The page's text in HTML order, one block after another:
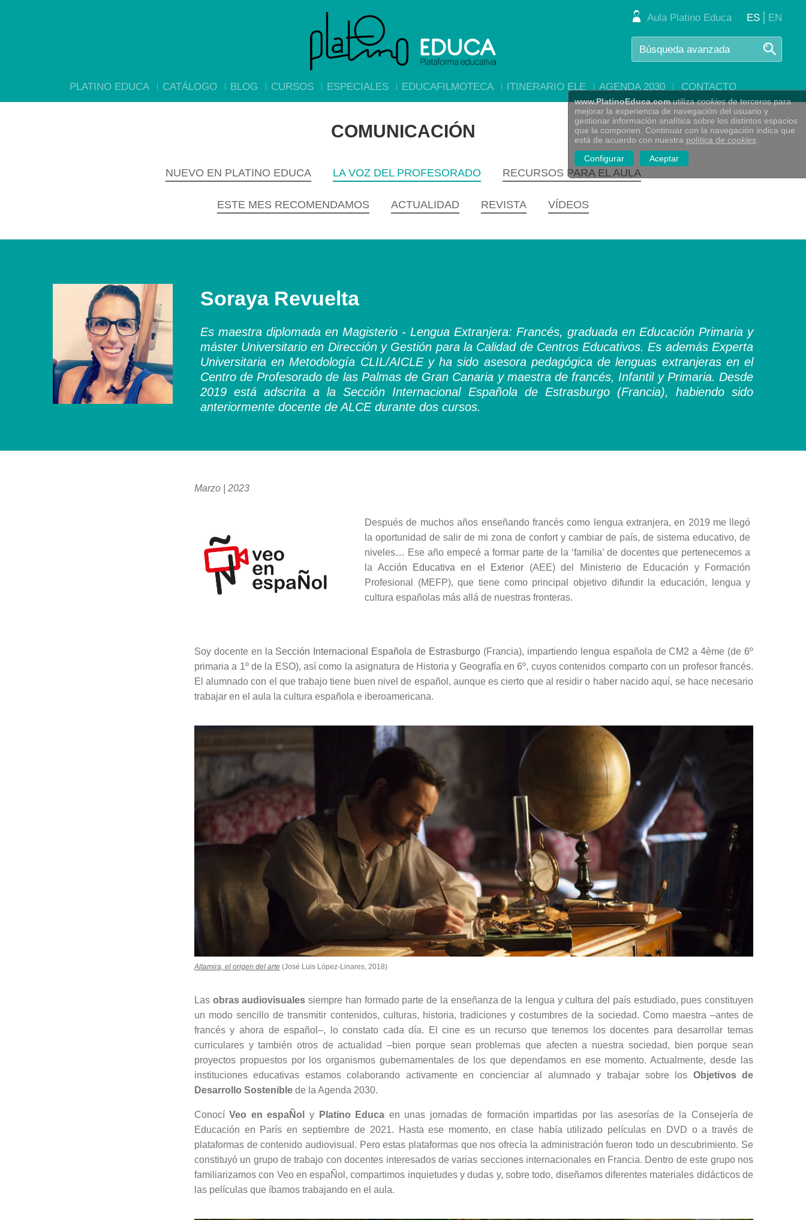
www.PlatinoEduca.comutilizacookiesde terceros para
mejorar la experiencia de navegación del usuario y
gestionar información analítica sobre los distintos espacios
que la componen. Continuar con la navegación indica que
está de acuerdo con nuestra política de cookies
Configurar
Aceptar
ES | EN
Aula Platino Educa
PLATINO EDUCA CATÁLOGO BLOG CURSOS ESPECIALES EDUCAFILMOTECA ITINERARIO ELE AGENDA 2030 CONTACTO
COMUNICACIÓN
NUEVO EN PLATINO EDUCA LA VOZ DEL PROFESORADO RECURSOS PARA EL AULA
ESTE MES RECOMENDAMOS ACTUALIDAD REVISTA VÍDEOS
Soraya Revuelta
Es maestra diplomada en Magisterio - Lengua Extranjera: Francés, graduada en Educación Primaria y
máster Universitario en Dirección y Gestión para la Calidad de Centros Educativos. Es además Experta
Universitaria en Metodología CLIL/AICLE y ha sido asesora pedagógica de lenguas extranjeras en el
Centro de Profesorado de las Palmas de Gran Canaria y maestra de francés, Infantil y Primaria. Desde
2019 está adscrita a la Sección Internacional Española de Estrasburgo (Francia), habiendo sido
anteriormente docente de ALCE durante dos cursos.
Marzo | 2023
Después de muchos años enseñando francés como lengua extranjera, en 2019 me llegó
la oportunidad de salir de mi zona de confort y cambiar de país, de sistema educativo, de
niveles… Ese año empecé a formar parte de la ‘familia’ de docentes que pertenecemos a
la Acción Educativa en el Exterior (AEE) del Ministerio de Educación y Formación
Profesional (MEFP), que tiene como principal objetivo difundir la educación, lengua y
cultura españolas más allá de nuestras fronteras.
Soy docente en la Sección Internacional Española de Estrasburgo (Francia), impartiendo lengua española de CM2 a 4ème (de 6º
primaria a 1º de la ESO), así como la asignatura de Historia y Geografía en 6º, cuyos contenidos comparto con un profesor francés.
El alumnado con el que trabajo tiene buen nivel de español, aunque es cierto que al residir o haber nacido aquí, se hace necesario
trabajar en el aula la cultura española e iberoamericana.
Altamira, el origen del arte (José Luis López-Linares, 2018)
Las obras audiovisuales siempre han formado parte de la enseñanza de la lengua y cultura del país estudiado, pues constituyen
un modo sencillo de transmitir contenidos, culturas, historia, tradiciones y costumbres de la sociedad. Como maestra –antes de
francés y ahora de español–, lo constato cada día. El cine es un recurso que tenemos los docentes para desarrollar temas
curriculares y también otros de actualidad –bien porque sean problemas que afecten a nuestra sociedad, bien porque sean
proyectos propuestos por los organismos gubernamentales de los que dependamos en ese momento. Actualmente, desde las
instituciones educativas estamos colaborando activamente en concienciar al alumnado y trabajar sobre los Objetivos de
Desarrollo Sosteniblede la Agenda 2030.
ConocíVeo en espaÑol y Platino Educa en unas jornadas de formación impartidas por las asesorías de la Consejería de
Educación en París en septiembre de 2021. Hasta ese momento, en clase había utilizado películas en DVD o a través de
plataformas de contenido audiovisual. Pero estas plataformas que nos ofrecía la administración fueron todo un descubrimiento. Se
constituyó un grupo de trabajo con docentes interesados de varias secciones internacionales en Francia. Dentro de este grupo nos
familiarizamos con Veo en espaÑol, compartimos inquietudes y dudas y, sobre todo, diseñamos diferentes materiales didácticos de
las películas que íbamos trabajando en el aula.